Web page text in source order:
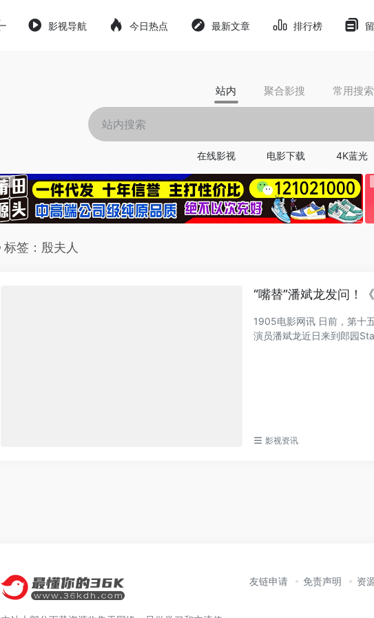
影视导航 今日热点 最新文章 排行榜
站内 聚合影搜 常用搜索
在线影视 电影下载 4K蓝光
标签：殷夫人
“嘴替”潘斌龙发问！
1905电影网讯 日前，第十
演员潘斌龙近日来到郎园
影视资讯
友链申请 免责声明 资